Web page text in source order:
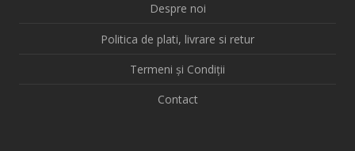
Despre noi
Politica de plati, livrare si retur
Termeni și Condiții
Contact